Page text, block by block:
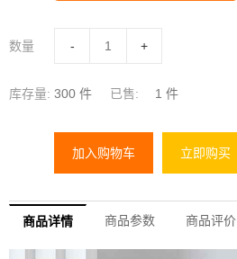
数量 - +
库存量: 300 件 已售: 1 件
加入购物车 立即购买
商品详情 商品参数 商品评价